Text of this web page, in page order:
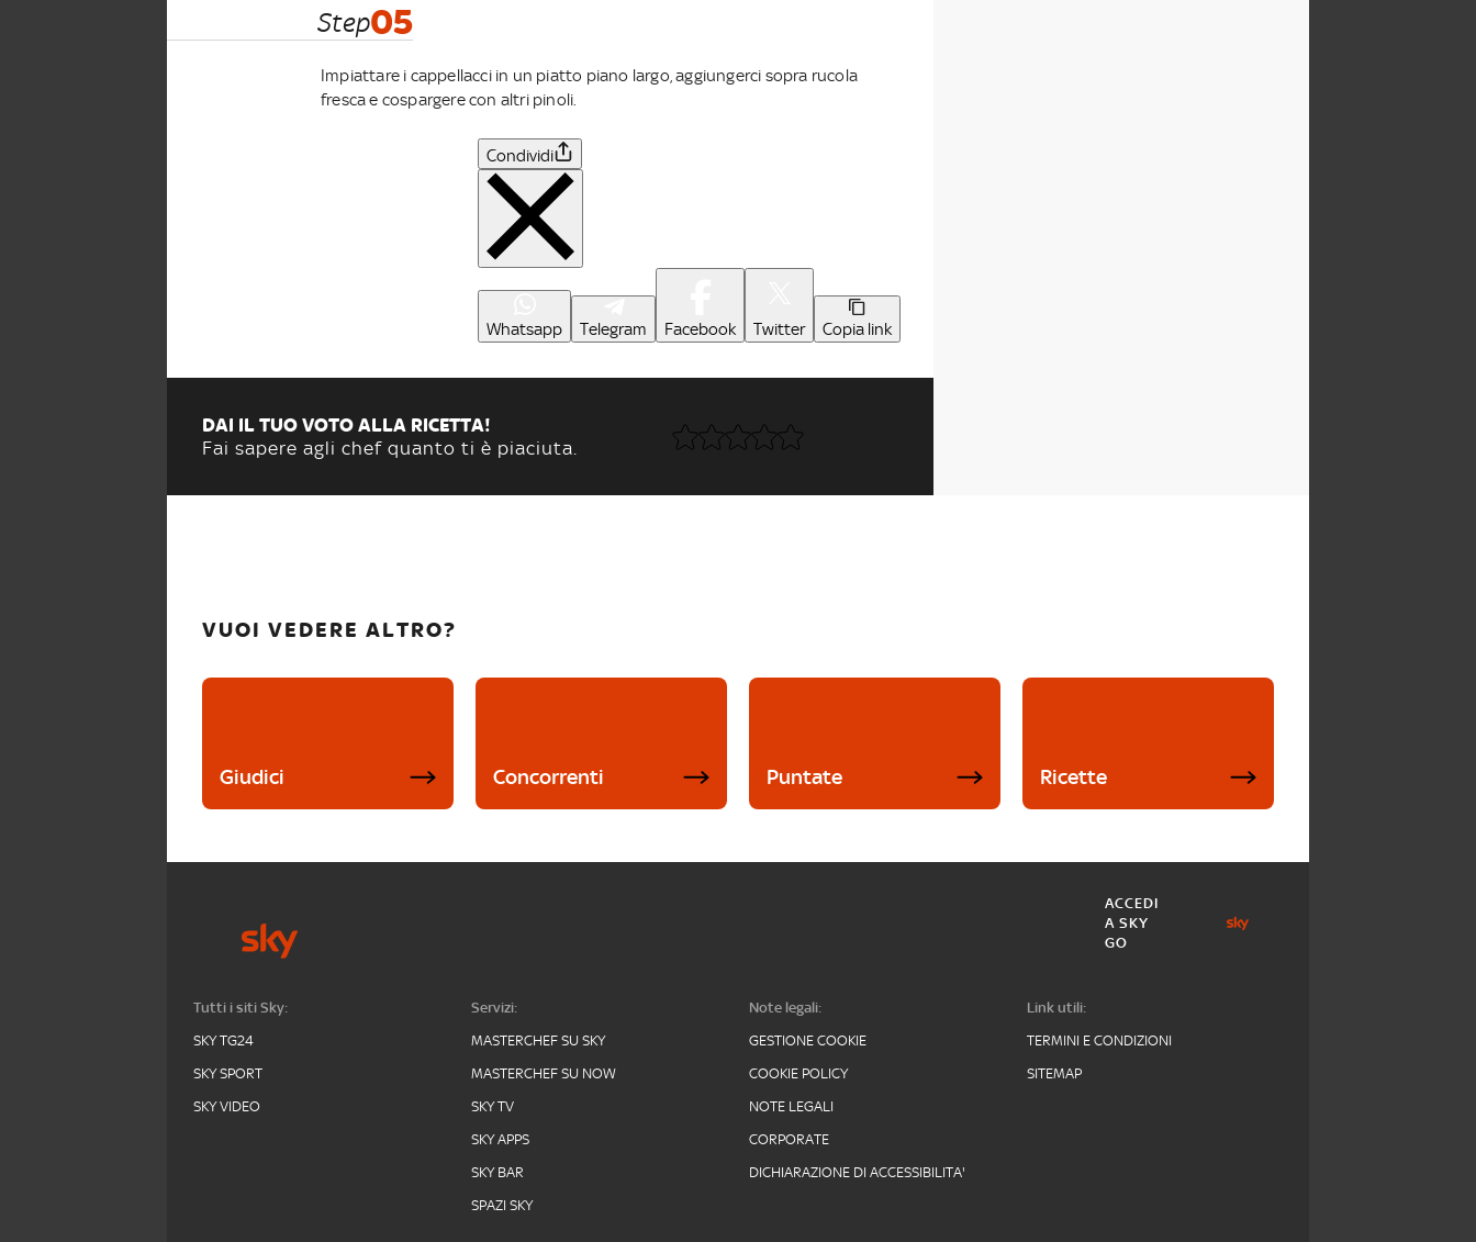
Step05
Impiattare i cappellacci in un piatto piano largo, aggiungerci sopra rucola
fresca e cospargere con altri pinoli.
Condividi
Whatsapp Telegram Facebook Twitter Copia link
DAI IL TUO VOTO ALLA RICETTA!
Fai sapere agli chef quanto ti è piaciuta.
VUOI VEDERE ALTRO?
Giudici Concorrenti Puntate Ricette
ACCEDI
A SKY
GO
Tutti i siti Sky:
SKY TG24
SKY SPORT
SKY VIDEO
Servizi:
MASTERCHEF SU SKY
MASTERCHEF SU NOW
SKY TV
SKY APPS
SKY BAR
SPAZI SKY
Note legali:
GESTIONE COOKIE
COOKIE POLICY
NOTE LEGALI
CORPORATE
DICHIARAZIONE DI ACCESSIBILITA'
Link utili:
TERMINI E CONDIZIONI
SITEMAP